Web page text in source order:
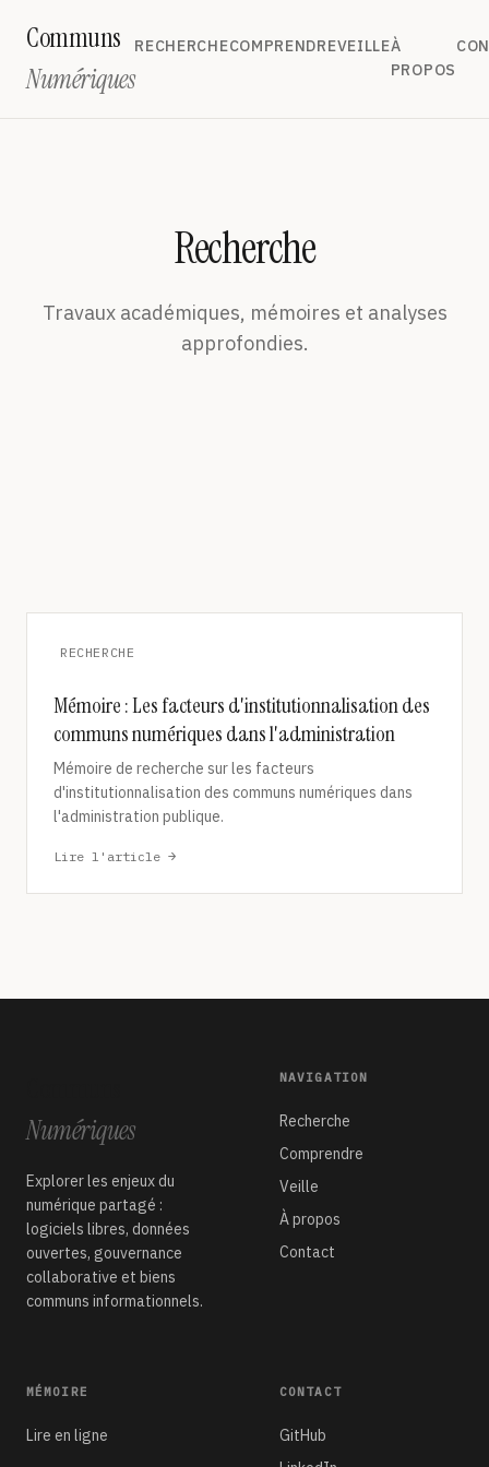
Communs
Numériques
RECHERCHECOMPRENDREVEILLEÀ
PROPOS
Recherche
Travaux académiques, mémoires et analyses
approfondies.
RECHERCHE
Mémoire : Les facteurs d'institutionnalisation des
communs numériques dans l'administration
Mémoire de recherche sur les facteurs
d'institutionnalisation des communs numériques dans
l'administration publique.
Lire l'article →
Numériques
Explorer les enjeux du
numérique partagé :
logiciels libres, données
ouvertes, gouvernance
collaborative et biens
communs informationnels.
NAVIGATION
Recherche
Comprendre
Veille
À propos
Contact
MÉMOIRE
Lire en ligne
CONTACT
GitHub